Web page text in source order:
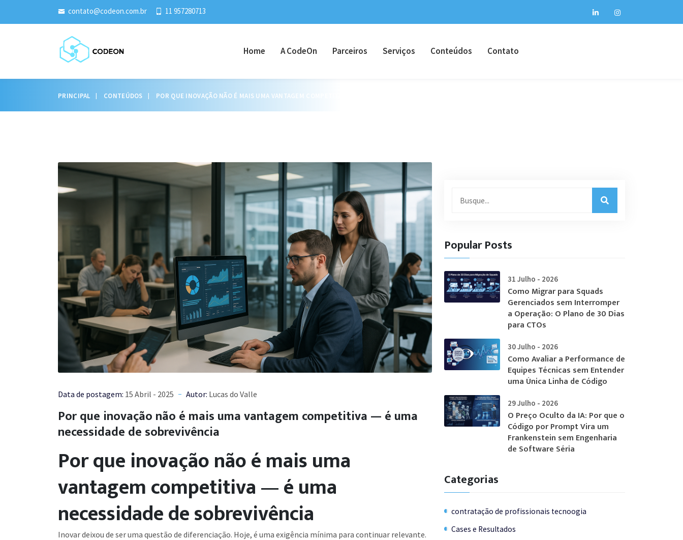
contato@codeon.com.br 11 957280713
Home A CodeOn Parceiros Serviços Conteúdos Contato
PRINCIPAL CONTEÚDOS POR QUE INOVAÇÃO NÃO É MAIS UMA VANTAGEM COMPETITIVA — É UMA NECESSIDADE DE SOBREVIVÊNCIA
Data de postagem: 15 Abril - 2025 Autor: Lucas do Valle
Por que inovação não é mais uma vantagem competitiva — é uma
necessidade de sobrevivência
Por que inovação não é mais uma
vantagem competitiva — é uma
necessidade de sobrevivência
Inovar deixou de ser uma questão de diferenciação. Hoje, é uma exigência mínima para continuar relevante.
Popular Posts
31 Julho - 2026
Como Migrar para Squads
Gerenciados sem Interromper
a Operação: O Plano de 30 Dias
para CTOs
30 Julho - 2026
Como Avaliar a Performance de
Equipes Técnicas sem Entender
uma Única Linha de Código
29 Julho - 2026
O Preço Oculto da IA: Por que o
Código por Prompt Vira um
Frankenstein sem Engenharia
de Software Séria
Categorias
contratação de profissionais tecnoogia
Cases e Resultados